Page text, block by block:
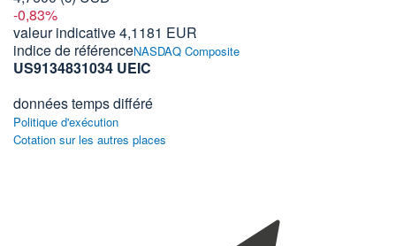
-0,83%
valeur indicative4,1181 EUR
indice de référenceNASDAQ Composite
US9134831034 UEIC
données temps différé
Politique d'exécution
Cotation sur les autres places